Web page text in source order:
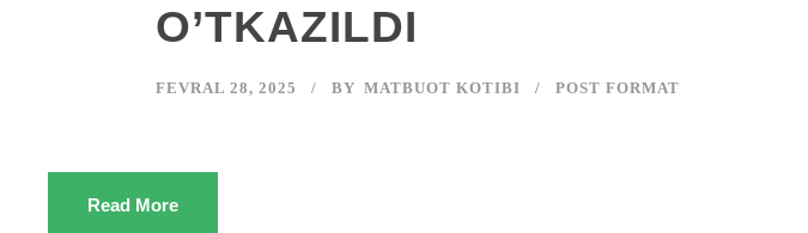
O’TKAZILDI
FEVRAL 28, 2025 BY MATBUOT KOTIBI POST FORMAT
Read More